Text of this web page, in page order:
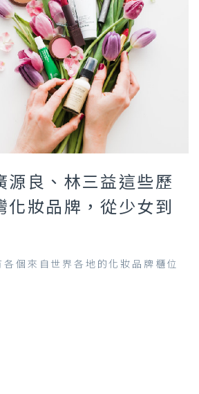
源良、林三益這些歷
化妝品牌，從少女到
個來自世界各地的化妝品牌櫃位